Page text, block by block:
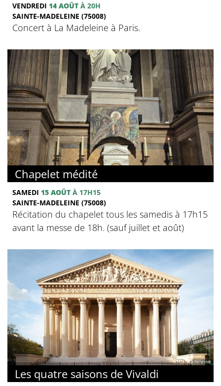
VENDREDI 14 AOÛT À 20H
SAINTE-MADELEINE (75008)
Concert à La Madeleine à Paris.
Chapelet médité
SAMEDI 15 AOÛT À 17H15
SAINTE-MADELEINE (75008)
Récitation du chapelet tous les samedis à 17h15
avant la messe de 18h. (sauf juillet et août)
© La Madeleine
Les quatre saisons de Vivaldi